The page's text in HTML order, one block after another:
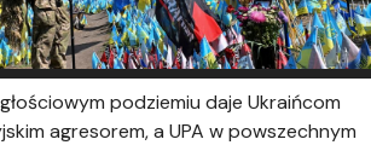
podziemiu daje Ukraińcom
agresorem, a UPA w powszechnym